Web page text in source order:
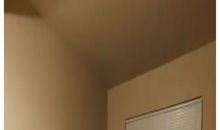
Geniş Pencereler İçin Fonksiyonel ve Estetik Perde
Geniş pencereler için hücresel stor, iki stor perde kullanımı, rulo stor
ve pencere filmleri gibi işlevsel ve estetik perde seçenekleri manzara